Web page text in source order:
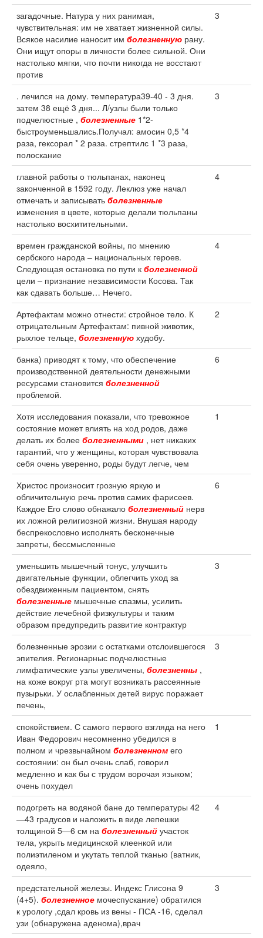
загадочные. Натура у них ранимая,
чувствительная: им не хватает жизненной силы.
Всякое насилие наносит им болезненную рану.
Они ищут опоры в личности более сильной. Они
настолько мягки, что почти никогда не восстают
против
3
. лечился на дому. температура39-40 - 3 дня.
затем 38 ещё 3 дня... Л/узлы были только
подчелюстные , болезненные 1*2-
быстроуменьшались.Получал: амосин 0,5 *4
раза, гексорал * 2 раза. стрептилс 1 *3 раза,
полоскание
3
главной работы о тюльпанах, наконец
законченной в 1592 году. Леклюз уже начал
отмечать и записывать болезненные
изменения в цвете, которые делали тюльпаны
настолько восхитительными.
4
времен гражданской войны, по мнению
сербского народа – национальных героев.
Следующая остановка по пути к болезненной
цели – признание независимости Косова. Так
как сдавать больше… Нечего.
4
Артефактам можно отнести: стройное тело. К
отрицательным Артефактам: пивной животик,
рыхлое тельце, болезненную худобу.
2
банка) приводят к тому, что обеспечение
производственной деятельности денежными
ресурсами становится болезненной
проблемой.
6
Хотя исследования показали, что тревожное
состояние может влиять на ход родов, даже
делать их более болезненными , нет никаких
гарантий, что у женщины, которая чувствовала
себя очень уверенно, роды будут легче, чем
1
Христос произносит грозную яркую и
обличительную речь против самих фарисеев.
Каждое Его слово обнажало болезненный нерв
их ложной религиозной жизни. Внушая народу
беспрекословно исполнять бесконечные
запреты, бессмысленные
6
уменьшить мышечный тонус, улучшить
двигательные функции, облегчить уход за
обездвиженным пациентом, снять
болезненные мышечные спазмы, усилить
действие лечебной физкультуры и таким
образом предупредить развитие контрактур
3
болезненные эрозии с остатками отслоившегося
эпителия. Регионарныс подчелюстные
лимфатические узлы увеличены, болезненны ,
на коже вокруг рта могут возникать рассеянные
пузырьки. У ослабленных детей вирус поражает
печень,
3
спокойствием. С самого первого взгляда на него
Иван Федорович несомненно убедился в
полном и чрезвычайном болезненном его
состоянии: он был очень слаб, говорил
медленно и как бы с трудом ворочая языком;
очень похудел
1
подогреть на водяной бане до температуры 42
—43 градусов и наложить в виде лепешки
толщиной 5—6 см на болезненный участок
тела, укрыть медицинской клеенкой или
полиэтиленом и укутать теплой тканью (ватник,
одеяло,
4
предстательной железы. Индекс Глисона 9
(4+5). болезненное мочеспускание) обратился
к урологу ,сдал кровь из вены - ПСА -16, сделал
узи (обнаружена аденома),врач
3